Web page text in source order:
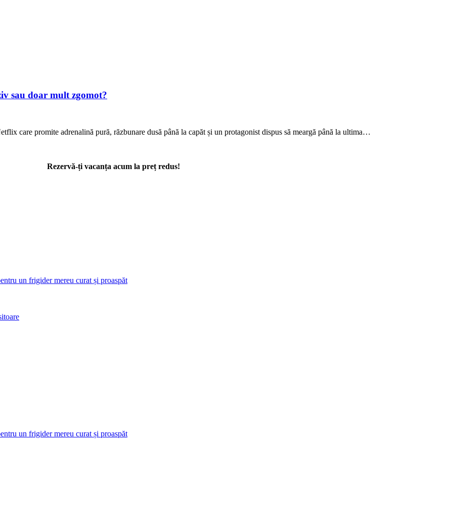
sau doar mult zgomot?
care promite adrenalină pură, răzbunare dusă până la capăt și un protagonist dispus să meargă până la ultima…
Rezervă-ți vacanța acum la preț redus!
un frigider mereu curat și proaspăt
un frigider mereu curat și proaspăt